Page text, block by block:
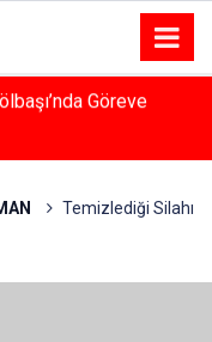
Yaralandı
Temizlediği Silahı